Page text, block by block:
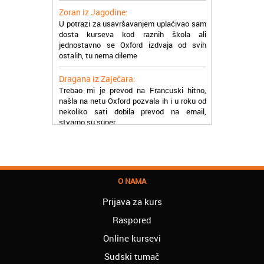
U potrazi za usavršavanjem uplaćivao sam
dosta kurseva kod raznih škola ali
jednostavno se Oxford izdvaja od svih
ostalih, tu nema dileme
Dragana iz Zaječara:
Trebao mi je prevod na Francuski hitno,
našla na netu Oxford pozvala ih i u roku od
nekoliko sati dobila prevod na email,
stvarno su super
postojite, Hvala Vam
Najbolji knjigovodstveni program! Sa
knjigovodstva. Sve pohvale!
Retko gde može da se nađe prava
O NAMA
Prijava za kurs
Raspored
Online kursevi
Sudski tumač